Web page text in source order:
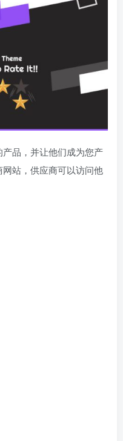
品，并让他们成为您产
站，供应商可以访问他